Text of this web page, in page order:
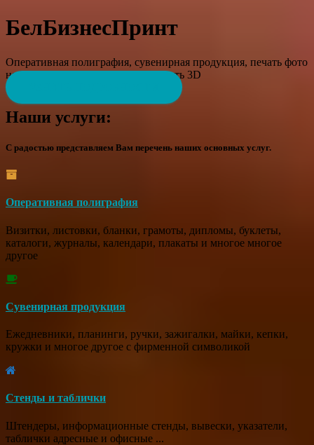
БелБизнесПринт
Оперативная полиграфия, сувенирная продукция, печать фото
на холсте, таблички и стенды, печать 3D
Наши услуги:
С радостью представляем Вам перечень наших основных услуг.
Оперативная полиграфия
Визитки, листовки, бланки, грамоты, дипломы, буклеты,
каталоги, журналы, календари, плакаты и многое многое
другое
Сувенирная продукция
Ежедневники, планинги, ручки, зажигалки, майки, кепки,
кружки и многое другое с фирменной символикой
Стенды и таблички
Штендеры, информационные стенды, вывески, указатели,
таблички адресные и офисные ...